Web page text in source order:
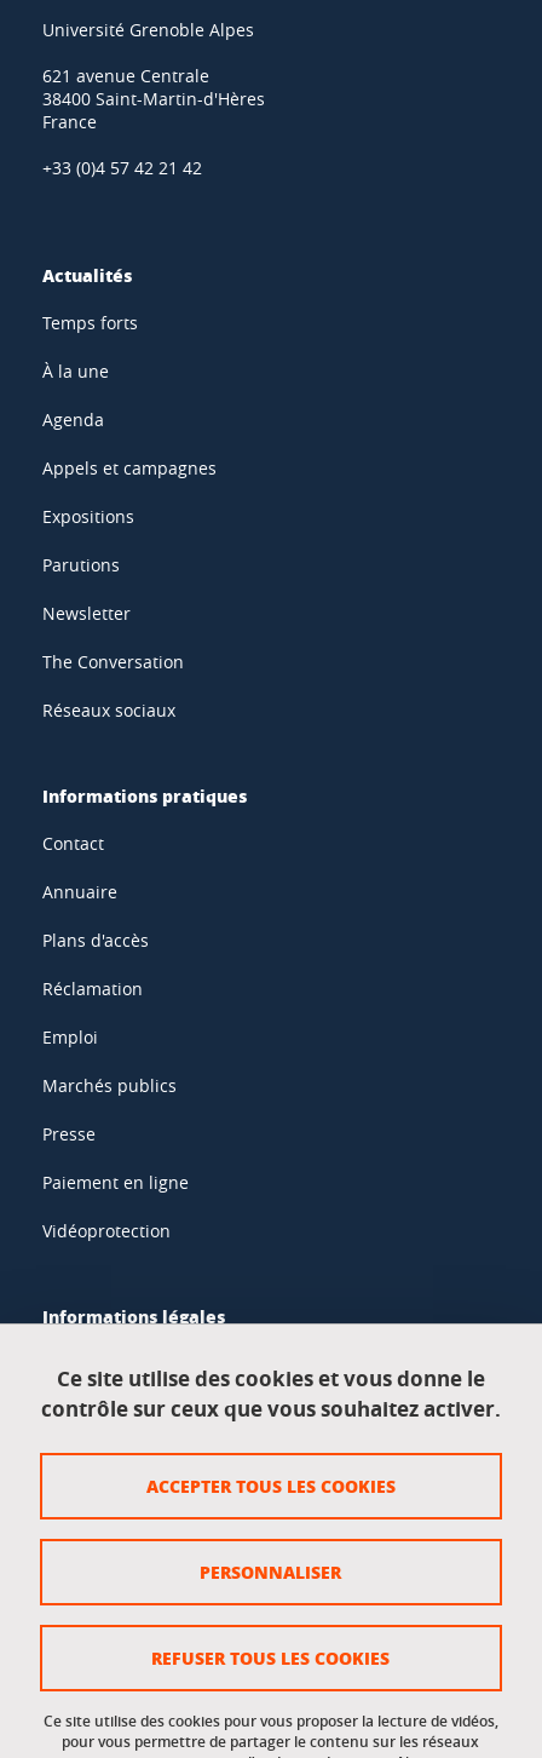
Université Grenoble Alpes
621 avenue Centrale
38400 Saint-Martin-d'Hères
France
+33 (0)4 57 42 21 42
Actualités
Temps forts
À la une
Agenda
Appels et campagnes
Expositions
Parutions
Newsletter
The Conversation
Réseaux sociaux
Informations pratiques
Contact
Annuaire
Plans d'accès
Réclamation
Emploi
Marchés publics
Presse
Paiement en ligne
Vidéoprotection
Informations légales
Données personnelles
Crédits
Gestion des cookies
Accessibilité : non conforme
Accès réservés
Ce site utilise des cookies et vous donne le
contrôle sur ceux que vous souhaitez activer.
Ce site utilise des cookies pour vous proposer la lecture de vidéos,
pour vous permettre de partager le contenu sur les réseaux
ACCEPTER TOUS LES COOKIES
REFUSER TOUS LES COOKIES
PERSONNALISER